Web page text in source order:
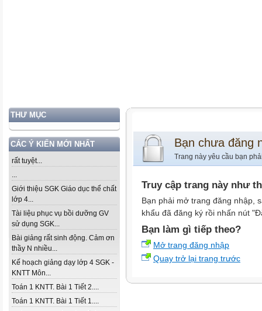
THƯ MỤC
CÁC Ý KIẾN MỚI NHẤT
rất tuyệt...
...
Giới thiệu SGK Giáo dục thể chất
lớp 4...
Tài liệu phục vụ bồi dưỡng GV
sử dụng SGK...
Bài giảng rất sinh động. Cảm ơn
thầy N nhiều...
Kế hoạch giảng dạy lớp 4 SGK -
KNTT Môn...
Toán 1 KNTT. Bài 1 Tiết 2....
Toán 1 KNTT. Bài 1 Tiết 1....
Bạn chưa đăng
Trang này yêu cầu bạn
Truy cập trang này như
Bạn phải mở trang đăng nhập,
khẩu đã đăng ký rồi nhấn nút
Bạn làm gì tiếp theo?
Mở trang đăng nhập
Quay trở lại trang trước